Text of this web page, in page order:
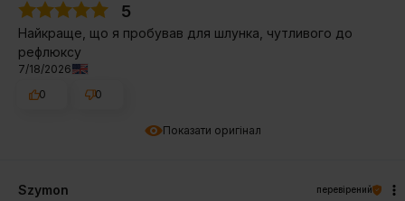
Показати оригінал
5
Найкраще, що я пробував для шлунка, чутливого до
рефлюксу
7/18/2026
0
0
Szymon перевірений